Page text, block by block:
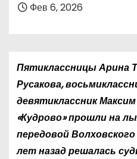
Фев 6, 2026
Пятиклассницы Арина
Русакова,
девятиклассник
«Кудрово» прошли на
передовой
лет назад решалась